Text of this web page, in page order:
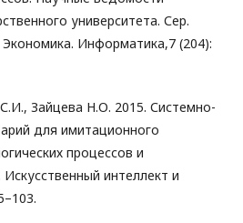
университета. Сер.
Информатика,7 (204):
Зайцева Н.О. 2015. Системно-
для имитационного
процессов и
интеллект и